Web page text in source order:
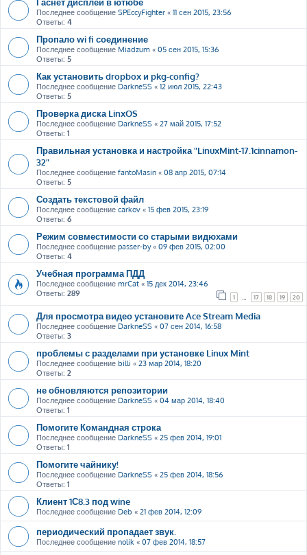
Последнее сообщение SPEccyFighter « 11 сен 2015, 23:56
Ответы: 4
Пропало wi fi соединение
Последнее сообщение Miadzum « 05 сен 2015, 15:36
Ответы: 5
Как установить dropbox и pkg-config?
Последнее сообщение DarkneSS « 12 июл 2015, 22:43
Ответы: 5
Проверка диска LinxOS
Последнее сообщение DarkneSS « 27 май 2015, 17:52
Ответы: 1
Правильная установка и настройка "LinuxMint-17.1cinnamon-
32"
Последнее сообщение fantoMasin « 08 апр 2015, 07:14
Ответы: 5
Создать текстовой файл
Последнее сообщение carkov « 15 фев 2015, 23:19
Ответы: 6
Режим совместимости со старыми видюхами
Последнее сообщение passer-by« 09 фев 2015, 02:00
Ответы: 4
Учебная программа ПДД
Последнее сообщение mrCat « 15 дек 2014, 23:46
Ответы: 289 1 17 18 19 20
Для просмотра видео установите Ace Stream Media
Последнее сообщение DarkneSS « 07 сен 2014, 16:58
Ответы: 3
проблемы с разделами при установке Linux Mint
Последнее сообщение billi « 23 мар 2014, 18:20
Ответы: 2
не обновляются репозитории
Последнее сообщение DarkneSS « 04 мар 2014, 18:40
Ответы: 1
Помогите Командная строка
Последнее сообщение DarkneSS « 25 фев 2014, 19:01
Ответы: 1
Помогите чайнику!
Последнее сообщение DarkneSS « 25 фев 2014, 18:56
Ответы: 1
Клиент 1С8.3 под wine
Последнее сообщение Deb « 21 фев 2014, 12:09
периодический пропадает звук.
Последнее сообщение nolik « 07 фев 2014, 18:57